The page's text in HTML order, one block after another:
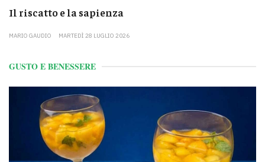
Il riscatto e la sapienza
MARIO GAUDIO MARTEDÌ 28 LUGLIO 2026
GUSTO E BENESSERE